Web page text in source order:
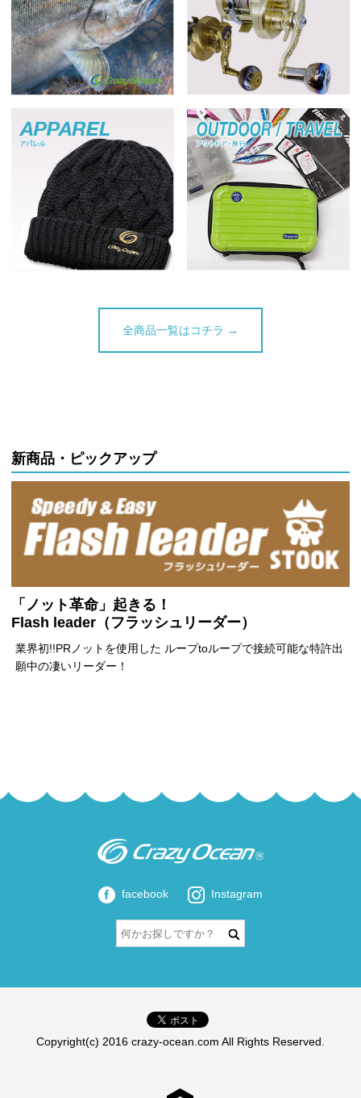
全商品一覧はコチラ →
新商品・ピックアップ
「ノット革命」起きる！
Flash leader（フラッシュリーダー）
業界初!!PRノットを使用した ループtoループで接続可能な特許出
願中の凄いリーダー！
facebook Instagram
Copyright(c) 2016 crazy-ocean.com All Rights Reserved.